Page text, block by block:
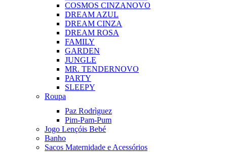
COSMOS CINZANOVO
DREAM AZUL
DREAM CINZA
DREAM ROSA
FAMILY
GARDEN
JUNGLE
MR. TENDERNOVO
PARTY
SLEEPY
Roupa
Paz Rodrìguez
Pim-Pam-Pum
Jogo Lençóis Bebé
Banho
Sacos Maternidade e Acessórios